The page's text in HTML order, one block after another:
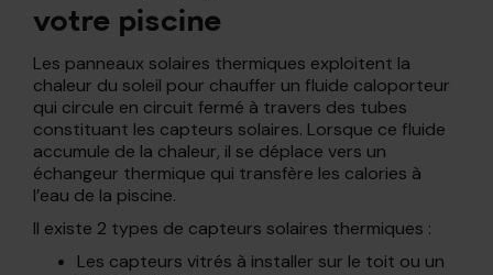
votre piscine
Les panneaux solaires thermiques exploitent la
chaleur du soleil pour chauffer un fluide caloporteur
qui circule en circuit fermé à travers des tubes
constituant les capteurs solaires. Lorsque ce fluide
accumule de la chaleur, il se déplace vers un
échangeur thermique qui transfère les calories à
l’eau de la piscine.
Il existe 2 types de capteurs solaires thermiques :
Les capteurs vitrés à installer sur le toit ou un